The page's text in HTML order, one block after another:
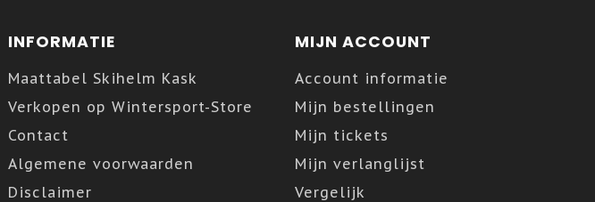
INFORMATIE
Maattabel Skihelm Kask
Verkopen op Wintersport-Store
Contact
Algemene voorwaarden
Disclaimer
MIJN ACCOUNT
Account informatie
Mijn bestellingen
Mijn tickets
Mijn verlanglijst
Vergelijk